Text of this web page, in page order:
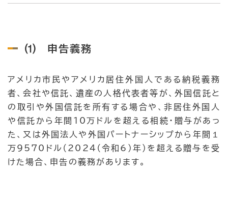
⑴ 申告義務
アメリカ市民やアメリカ居住外国人である納税義務
者、会社や信託、遺産の人格代表者等が、外国信託と
の取引や外国信託を所有する場合や、非居住外国人
や信託から年間10万ドルを超える相続・贈与があっ
た、又は外国法人や外国パートナーシップから年間１
万9570ドル（2024（令和6）年）を超える贈与を受
けた場合、申告の義務があります。